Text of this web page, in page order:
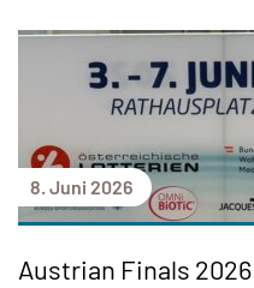
8. Juni 2026
Austrian Finals